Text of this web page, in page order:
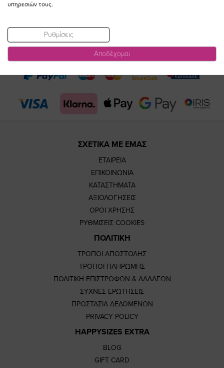
https://
page
https://
page
https://
page
our
TikTok
page
ΣΧΕΤΙΚΑ ΜΕ ΕΜΑΣ
ΕΤΑΙΡΕΙΑ
ΕΠΙΚΟΙΝΩΝΙΑ
ΚΑΤΑΣΤΗΜΑΤΑ
ΑΞΙΟΛΟΓΗΣΕΙΣ
ΟΡΟΙ ΧΡΗΣΗΣ
ΡΥΘΜΙΣΕΙΣ COOKIES
ΠΟΛΙΤΙΚΗ
ΤΡΟΠΟΙ ΑΠΟΣΤΟΛΗΣ
ΤΡΟΠΟΙ ΠΛΗΡΩΜΗΣ
ΠΟΛΙΤΙΚΗ ΕΠΙΣΤΡΟΦΩΝ & ΑΛΛΑΓΩΝ
ΣΥΧΝΕΣ ΕΡΩΤΗΣΕΙΣ
ΠΡΟΣΤΑΣΙΑ ΔΕΔΟΜΕΝΩΝ
PRIVACY POLICY
HAPPYSIZES EXTRA
BLOG
GIFT CARD
υπηρεσιών τους.
Ρυθμίσεις
Αποδέχομαι